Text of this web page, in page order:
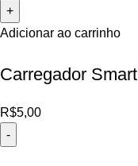
Adicionar ao carrinho
Carregador
R$5,00